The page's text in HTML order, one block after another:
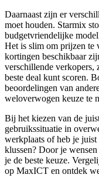
Daarnaast zijn er
moet houden. Starmix
budgetvriendelijke
Het is slim om prijzen te
kortingen beschikbaar
verschillende verkopers,
beste deal kunt scoren.
beoordelingen van
weloverwogen keuze te
Bij het kiezen van de
gebruikssituatie in
werkplaats of heb je
klussen? Door je
je de beste keuze.
op MaxICT en ontdek